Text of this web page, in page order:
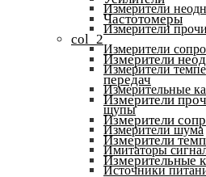
Измерители
Измерители
Измерители
Измерители
Измерительные
щупы
Измерители шума
Имитаторы
Источники
Частотомеры
col_2
Измерители
передач
Измерители
Измерители
Измерители
Измерительные